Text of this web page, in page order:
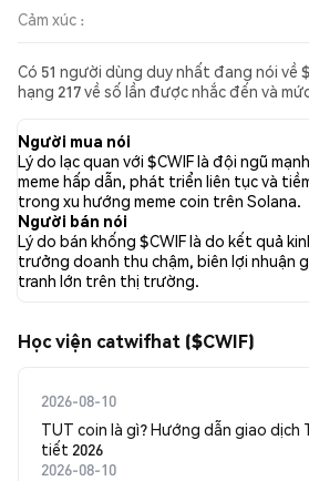
Cảm xúc :
Có 51 người dùng duy nhất đang nói về
hạng 217 về số lần được nhắc đến và
$CWIF trên tất cả các mạng xã hội là
bài báo tin tức được xuất bản về
tweet thể hiện cảm xúc tích cực (tăng
có cảm xúc tiêu cực (giảm giá) về
xúc trung lập về $CWIF. Phân tích cảm
tweet.
Người mua nói
Lý do lạc quan với $CWIF là đội ngũ
meme hấp dẫn, phát triển liên tục và
trong xu hướng meme coin trên Solana.
Người bán nói
Lý do bán khống $CWIF là do kết quả
trưởng doanh thu chậm, biên lợi nhuận
tranh lớn trên thị trường.
Học viện catwifhat ($CWIF)
2026-08-10
TUT coin là gì? Hướng dẫn giao dịch
tiết 2026
2026-08-10